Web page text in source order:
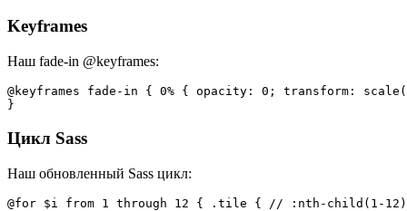
Keyframes
Наш fade-in @keyframes:
@keyframes fade-in { 0% { opacity: 0; transform:
Цикл Sass
Наш обновленный Sass цикл:
@for $i from 1 through 12 { .tile { // :nth-child(1-